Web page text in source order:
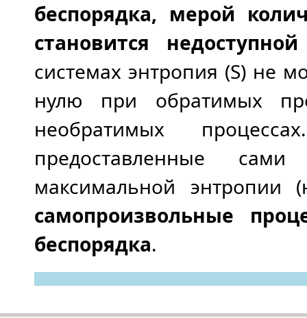
беспорядка, мерой
становится
системах энтропия (S) не
нулю при обратимых
необратимых
предоставленные
максимальной энтропии
самопроизвольные
беспорядка.